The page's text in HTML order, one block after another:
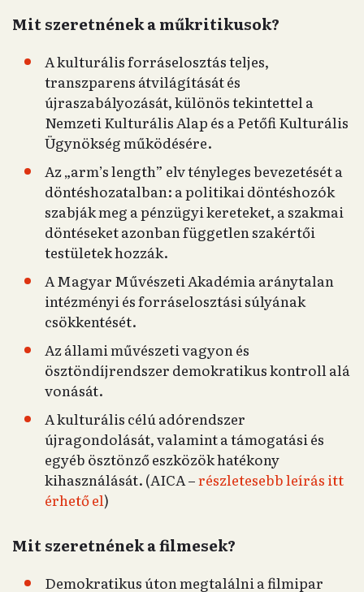
Mit szeretnének a műkritikusok?
A kulturális forráselosztás teljes,
transzparens átvilágítását és
újraszabályozását, különös tekintettel a
Nemzeti Kulturális Alap és a Petőfi Kulturális
Ügynökség működésére.
Az „arm’s length” elv tényleges bevezetését a
döntéshozatalban: a politikai döntéshozók
szabják meg a pénzügyi kereteket, a szakmai
döntéseket azonban független szakértői
testületek hozzák.
A Magyar Művészeti Akadémia aránytalan
intézményi és forráselosztási súlyának
csökkentését.
Az állami művészeti vagyon és
ösztöndíjrendszer demokratikus kontroll alá
vonását.
A kulturális célú adórendszer
újragondolását, valamint a támogatási és
egyéb ösztönző eszközök hatékony
kihasználását. (AICA –részletesebb leírás itt
érhető el)
Mit szeretnének a filmesek?
Demokratikus úton megtalálni a filmipar